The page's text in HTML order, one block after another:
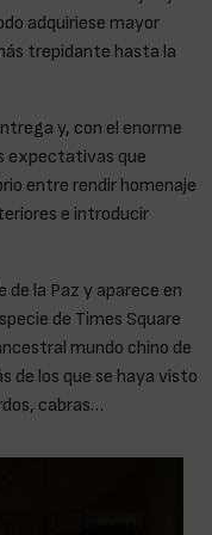
adquiriese mayor
trepidante hasta la
y, con el enorme
expectativas que
entre rendir homenaje
e introducir
de la Paz y aparece en
de Times Square
mundo chino de
de los que se haya visto
cabras…